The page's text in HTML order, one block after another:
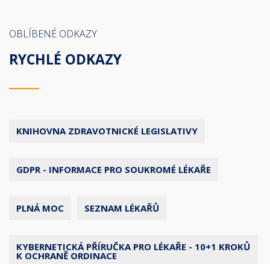
OBLÍBENÉ ODKAZY
RYCHLÉ ODKAZY
KNIHOVNA ZDRAVOTNICKÉ LEGISLATIVY
GDPR - INFORMACE PRO SOUKROMÉ LÉKAŘE
PLNÁ MOC SEZNAM LÉKAŘŮ
KYBERNETICKÁ PŘÍRUČKA PRO LÉKAŘE - 10+1 KROKŮ
K OCHRANĚ ORDINACE